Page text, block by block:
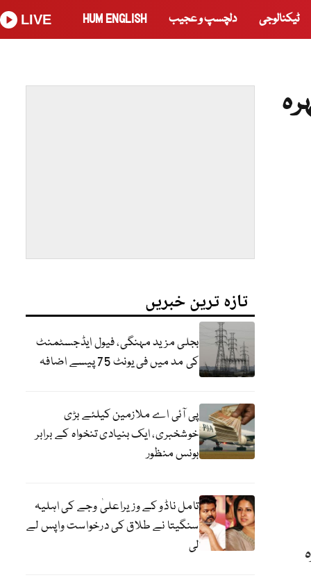
ٹیکنالوجی دلچسپ و عجیب HUM ENGLISH
LIVE
تازہ ترین خبریں
بجلی مزید مہنگی، فیول ایڈجسٹمنٹ
کی مد میں فی یونٹ 75 پیسے اضافہ
پی آئی اے ملازمین کیلئے بڑی
خوشخبری، ایک بنیادی تنخواہ کے برابر
بونس منظور
تامل ناڈو کے وزیراعلیٰ وجے کی اہلیہ
سنگیتا نے طلاق کی درخواست واپس لے
لی